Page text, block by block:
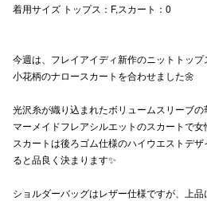
着用サイズ トップス：F,スカート：0
今週は、フレイアイディ新作のニットトップ
小花柄のナロースカートを合わせました🌼
光沢糸が織り込まれたボリュームスリーブ
マーメイドフレアシルエットのスカートで
スカートは後ろゴム仕様のハイウエストデ
ると品良く決まります✨
ショルダーバッグはレザー仕様ですが、上